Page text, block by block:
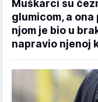
Muškarci su
glumicom, a
njom je bio u
napravio njenoj